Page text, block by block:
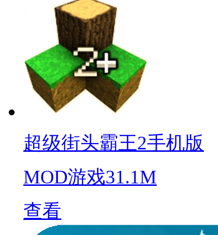
超级街头霸王2手机版
MOD游戏31.1M
查看